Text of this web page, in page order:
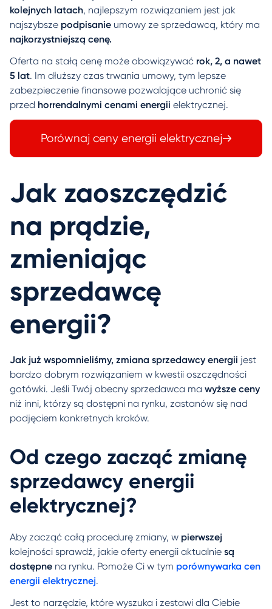
kolejnych latach, najlepszym rozwiązaniem jest jak
najszybsze podpisanie umowy ze sprzedawcą, który ma
najkorzystniejszą cenę.
Oferta na stałą cenę może obowiązywać rok, 2, a nawet
5 lat. Im dłuższy czas trwania umowy, tym lepsze
zabezpieczenie finansowe pozwalające uchronić się
przed horrendalnymi cenami energii elektrycznej.
Porównaj ceny energii elektrycznej
Jak zaoszczędzić
na prądzie,
zmieniając
sprzedawcę
energii?
Jak już wspomnieliśmy, zmiana sprzedawcy energii jest
bardzo dobrym rozwiązaniem w kwestii oszczędności
gotówki. Jeśli Twój obecny sprzedawca ma wyższe ceny
niż inni, którzy są dostępni na rynku, zastanów się nad
podjęciem konkretnych kroków.
Od czego zacząć zmianę
sprzedawcy energii
elektrycznej?
Aby zacząć całą procedurę zmiany, w pierwszej
kolejności sprawdź, jakie oferty energii aktualnie są
dostępne na rynku. Pomoże Ci w tym porównywarka cen
energii elektrycznej.
Jest to narzędzie, które wyszuka i zestawi dla Ciebie